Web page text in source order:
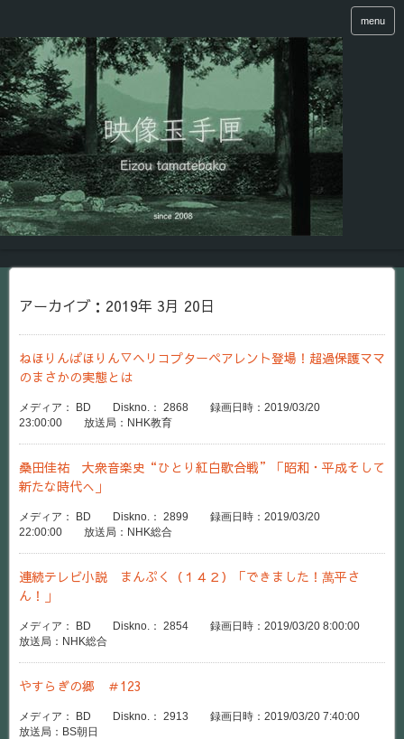
menu
アーカイブ：2019年 3月 20日
ねほりんぱほりん▽ヘリコプターペアレント登場！超過保護ママ
のまさかの実態とは
メディア： BD Diskno.： 2868 録画日時：2019/03/20
23:00:00 放送局：NHK教育
桑田佳祐 大衆音楽史“ひとり紅白歌合戦”「昭和・平成そして
新たな時代へ」
メディア： BD Diskno.： 2899 録画日時：2019/03/20
22:00:00 放送局：NHK総合
連続テレビ小説 まんぷく（１４２）「できました！萬平さ
ん！」
メディア： BD Diskno.： 2854 録画日時：2019/03/20 8:00:00
放送局：NHK総合
やすらぎの郷 ＃123
メディア： BD Diskno.： 2913 録画日時：2019/03/20 7:40:00
放送局：BS朝日